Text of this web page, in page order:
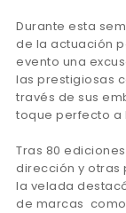
Durante esta
de la actuación
evento una
las prestigiosas
través de sus
toque perfecto a
Tras 80
dirección y otras
la velada
de marcas como